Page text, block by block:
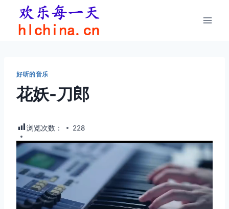
好听的音乐
花妖-刀郎
浏览次数： 228